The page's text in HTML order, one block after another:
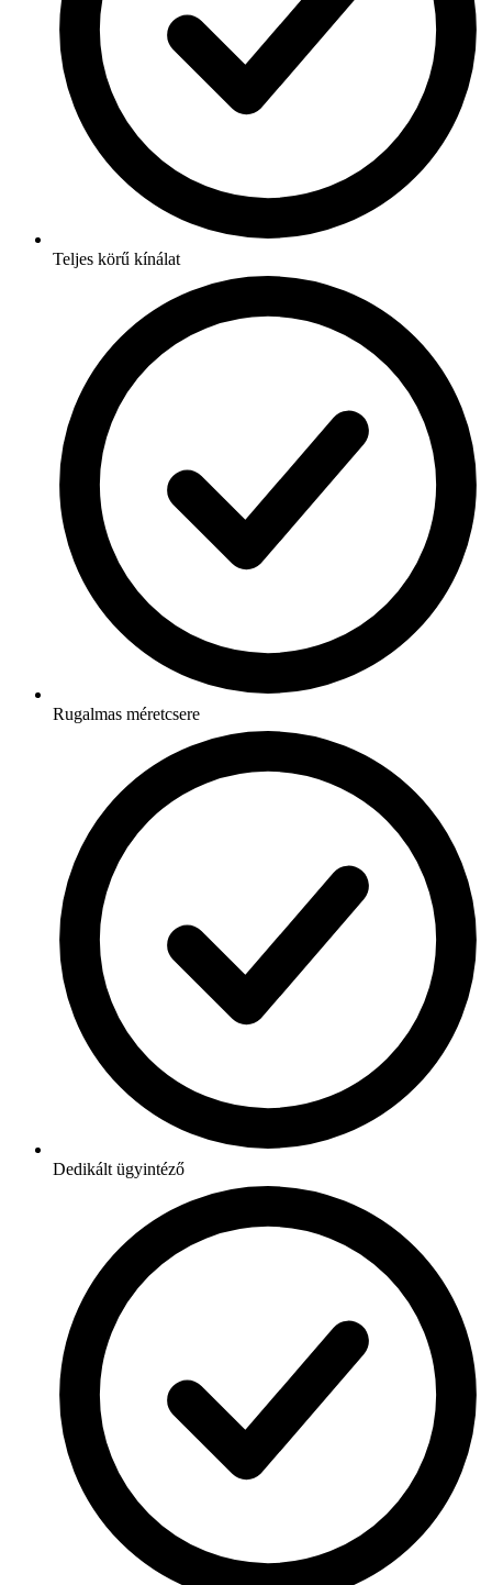
Teljes körű kínálat
Rugalmas méretcsere
Dedikált ügyintéző